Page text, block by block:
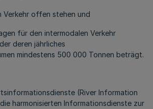
Verkehr offen stehen und
für den intermodalen Verkehr
deren jährliches
mindestens 500 000 Tonnen beträgt.
(River Information
harmonisierten Informationsdienste zur